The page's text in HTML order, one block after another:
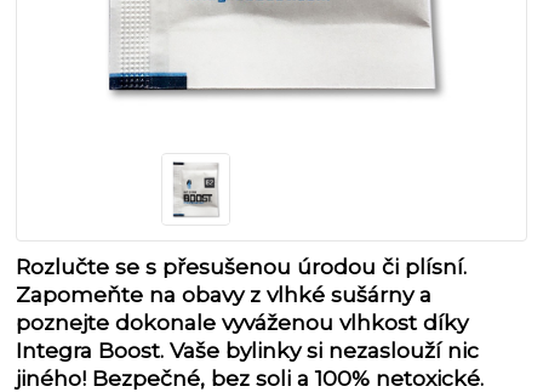
Rozlučte se s přesušenou úrodou či plísní.
Zapomeňte na obavy z vlhké sušárny a
poznejte dokonale vyváženou vlhkost díky
Integra Boost. Vaše bylinky si nezaslouží nic
jiného! Bezpečné, bez soli a 100% netoxické.